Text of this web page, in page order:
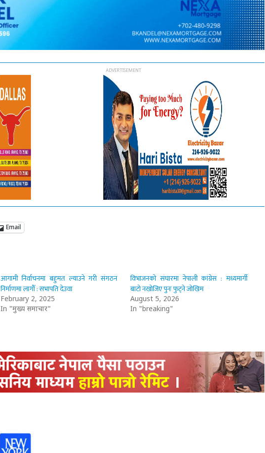
Email
आगामी निर्वाचनमा बहुमत ल्याउने गरी संगठन
निर्माणमा लागौँ : सभापति देउवा
February 2, 2025
In "मुख्य समाचार"
विभाजनको संघारमा नेपाली कांग्रेस : मध्यमार्गी
बाटो नखोजिए पुनः फुट्ने जोखिम
August 5, 2026
In "breaking"